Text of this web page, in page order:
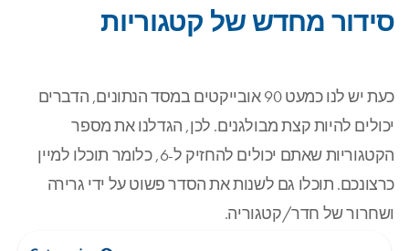
סידור מחדש של קטגוריות
כעת יש לנו כמעט 90 אובייקטים במסד הנתונים, הדברים
יכולים להיות קצת מבולגנים. לכן, הגדלנו את מספר
הקטגוריות שאתם יכולים להחזיק ל-6, כלומר תוכלו למיין
כרצונכם. תוכלו גם לשנות את הסדר פשוט על ידי גרירה
ושחרור של חדר/קטגוריה.